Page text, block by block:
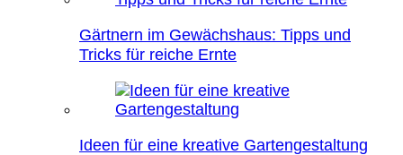
Gärtnern im Gewächshaus: Tipps und
Tricks für reiche Ernte
Ideen für eine kreative Gartengestaltung